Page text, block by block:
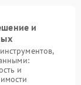
и
и